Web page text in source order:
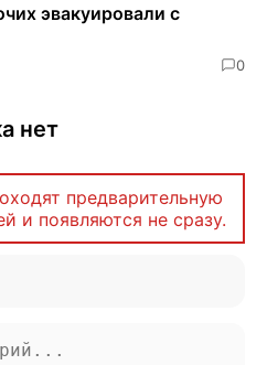
эвакуировали с
0
нет
предварительную
и появляются не сразу.